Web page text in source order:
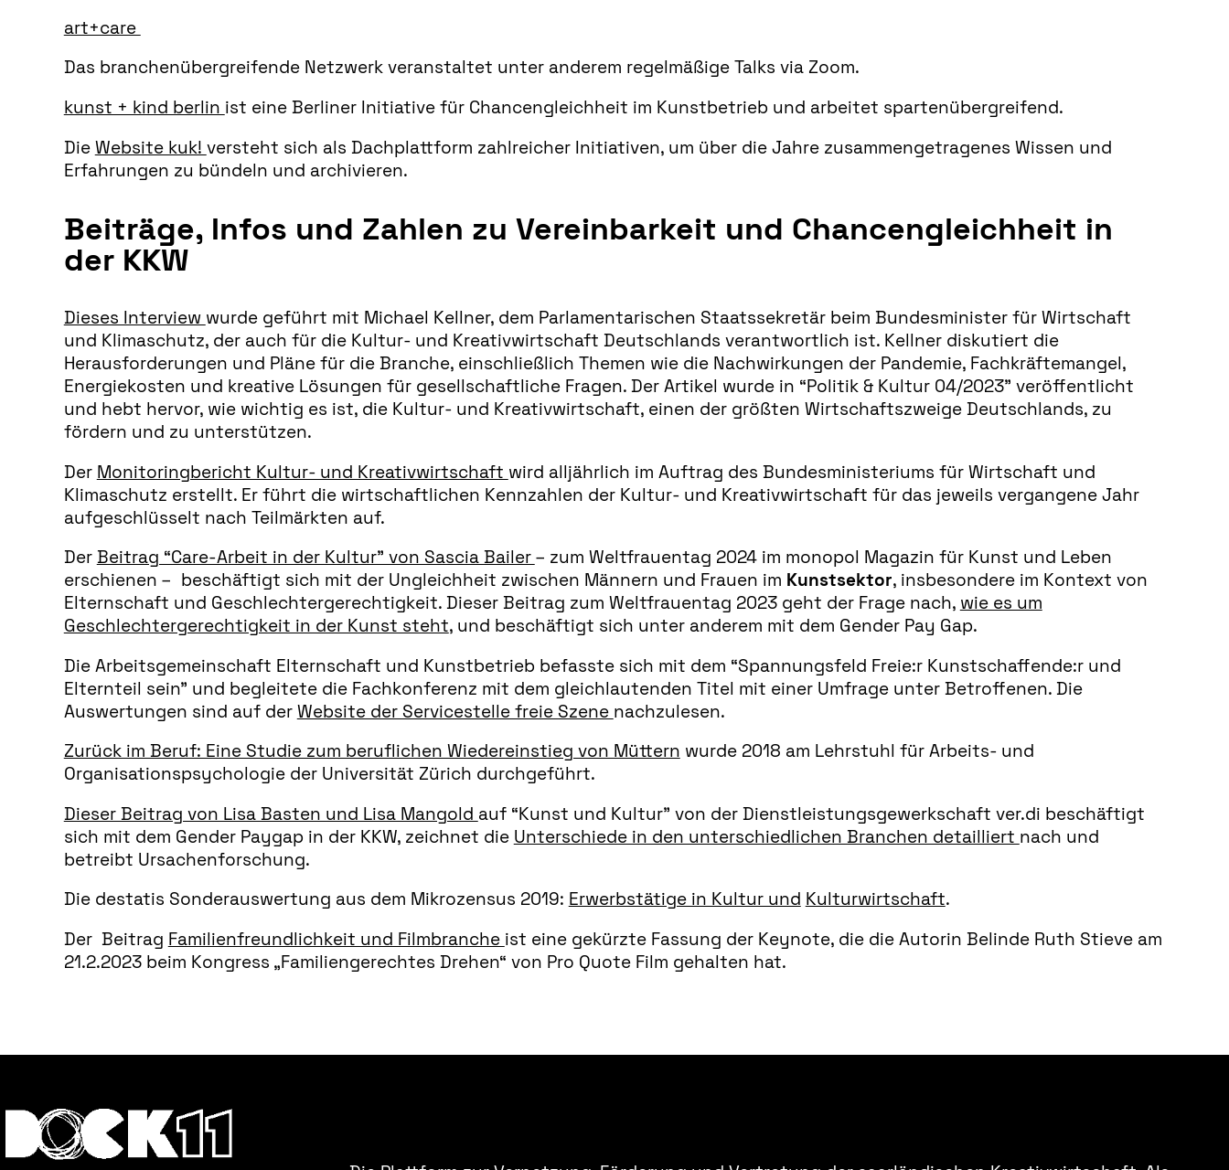
art+care
Das branchenübergreifende Netzwerk veranstaltet unter anderem regelmäßige Talks via Zoom.
kunst + kind berlin ist eine Berliner Initiative für Chancen­gleichheit im Kunst­betrieb und arbeitet spartenübergreifend.
Die Website kuk! versteht sich als Dachplattform zahlreicher Initiativen, um über die Jahre zusammengetragenes Wissen und
Erfahrungen zu bündeln und archivieren.
Beiträge, Infos und Zahlen zu Vereinbarkeit und Chancengleichheit in
der KKW
Dieses Interview wurde geführt mit Michael Kellner, dem Parlamentarischen Staatssekretär beim Bundesminister für Wirtschaft
und Klimaschutz, der auch für die Kultur- und Kreativwirtschaft Deutschlands verantwortlich ist. Kellner diskutiert die
Herausforderungen und Pläne für die Branche, einschließlich Themen wie die Nachwirkungen der Pandemie, Fachkräftemangel,
Energiekosten und kreative Lösungen für gesellschaftliche Fragen. Der Artikel wurde in “Politik & Kultur 04/2023” veröffentlicht
und hebt hervor, wie wichtig es ist, die Kultur- und Kreativwirtschaft, einen der größten Wirtschaftszweige Deutschlands, zu
fördern und zu unterstützen.
Der Monitoringbericht Kultur- und Kreativwirtschaft wird alljährlich im Auftrag des Bundesministeriums für Wirtschaft und
Klimaschutz erstellt. Er führt die wirtschaftlichen Kennzahlen der Kultur- und Kreativwirtschaft für das jeweils vergangene Jahr
aufgeschlüsselt nach Teilmärkten auf.
Der Beitrag “Care-Arbeit in der Kultur” von Sascia Bailer – zum Weltfrauentag 2024 im monopol Magazin für Kunst und Leben
erschienen – beschäftigt sich mit der Ungleichheit zwischen Männern und Frauen im Kunstsektor, insbesondere im Kontext von
Elternschaft und Geschlechtergerechtigkeit. Dieser Beitrag zum Weltfrauentag 2023 geht der Frage nach, wie es um
Geschlechtergerechtigkeit in der Kunst steht, und beschäftigt sich unter anderem mit dem Gender Pay Gap.
Die Arbeitsgemeinschaft Elternschaft und Kunstbetrieb befasste sich mit dem “Spannungsfeld Freie:r Kunstschaffende:r und
Elternteil sein” und begleitete die Fachkonferenz mit dem gleichlautenden Titel mit einer Umfrage unter Betroffenen. Die
Auswertungen sind auf der Website der Servicestelle freie Szene nachzulesen.
Zurück im Beruf: Eine Studie zum beruflichen Wiedereinstieg von Müttern wurde 2018 am Lehrstuhl für Arbeits- und
Organisationspsychologie der Universität Zürich durchgeführt.
Dieser Beitrag von Lisa Basten und Lisa Mangold auf “Kunst und Kultur” von der Dienstleistungsgewerkschaft ver.di beschäftigt
sich mit dem Gender Paygap in der KKW, zeichnet die Unterschiede in den unterschiedlichen Branchen detailliert nach und
betreibt Ursachenforschung.
Die destatis Sonderauswertung aus dem Mikrozensus 2019: Erwerbstätige in Kultur und Kulturwirtschaft.
Der Beitrag Familienfreundlichkeit und Filmbranche ist eine gekürzte Fassung der Keynote, die die Autorin Belinde Ruth Stieve am
21.2.2023 beim Kongress „Familiengerechtes Drehen“ von Pro Quote Film gehalten hat.